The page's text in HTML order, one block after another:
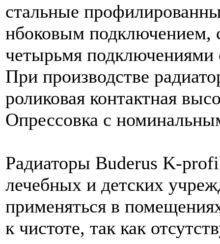
стальные
нбоковым подключением,
четырьмя подключениями
При производстве
роликовая контактная
Опрессовка с
Радиаторы Buderus K-
лечебных и детских
применяться в
к чистоте, так как